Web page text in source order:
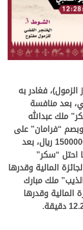
الزمول)، فغادر به
بعد منافسة
ملك عبدالله
“فرامان” على
الخنجر الفضي والجائزة المالية وقدرها 1500000 ريال، بعد
دقيقة، فيما احتل “سكر”
لينال الجائزة المالية وقدرها
ملك مبارك
المالية وقدرها